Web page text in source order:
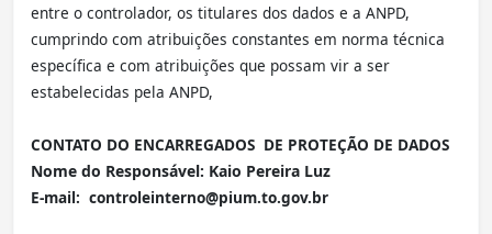
entre o controlador, os titulares dos dados e a ANPD,
cumprindo com atribuições constantes em norma técnica
específica e com atribuições que possam vir a ser
estabelecidas pela ANPD,
CONTATO DO ENCARREGADOS DE PROTEÇÃO DE DADOS
Nome do Responsável: Kaio Pereira Luz
E-mail: controleinterno@pium.to.gov.br